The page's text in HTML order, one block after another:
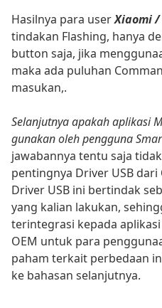
Hasilnya para userXiaomi /
tindakan Flashing, hanya
button saja, jika
maka ada puluhan
masukan,.
Selanjutnya apakah aplikasi
gunakan oleh pengguna
jawabannya tentu saja
pentingnya Driver USB
Driver USB ini bertindak
yang kalian lakukan,
terintegrasi kepada
OEM untuk para
paham terkait perbedaan
ke bahasan selanjutnya.